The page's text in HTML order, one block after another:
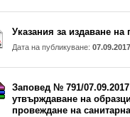
Указания за издаване
Дата на публикуване:
Заповед № 791/
утвърждаване на
провеждане на